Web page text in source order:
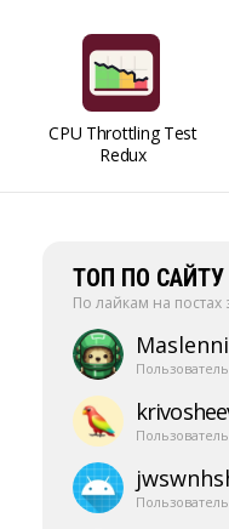
CPU Throttling Test
Redux
ТОП ПО САЙТУ
По лайкам на постах
Пользователь
Пользователь
Пользователь